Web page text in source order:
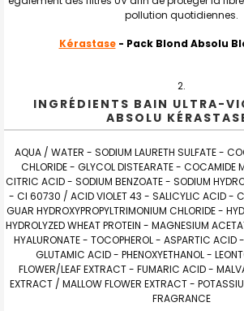
pollution quotidiennes.
Kérastase- Pack Blond Absolu
INGRÉDIENTS BAIN ULTRA-
ABSOLU
AQUA / WATER - SODIUM LAURETH SULFATE -
CHLORIDE - GLYCOL DISTEARATE - COCAMIDE
CITRIC ACID - SODIUM BENZOATE - SODIUM
- CI 60730 / ACID VIOLET 43 - SALICYLIC ACID -
GUAR HYDROXYPROPYLTRIMONIUM CHLORIDE -
HYDROLYZED WHEAT PROTEIN - MAGNESIUM
HYALURONATE - TOCOPHEROL - ASPARTIC ACID
GLUTAMIC ACID - PHENOXYETHANOL -
FLOWER/LEAF EXTRACT - FUMARIC ACID -
EXTRACT / MALLOW FLOWER EXTRACT -
FRAGRANCE